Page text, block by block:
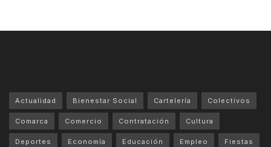
Actualidad Bienestar Social Cartelería Colectivos
Comarca Comercio Contratación Cultura
Deportes Economía Educación Empleo Fiestas